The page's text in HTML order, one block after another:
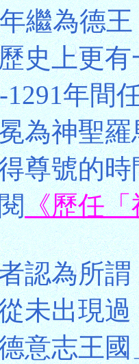
繼為德
史上更
1291年間
為神聖
尊號的
《歷任
認為所
未出現
意志王